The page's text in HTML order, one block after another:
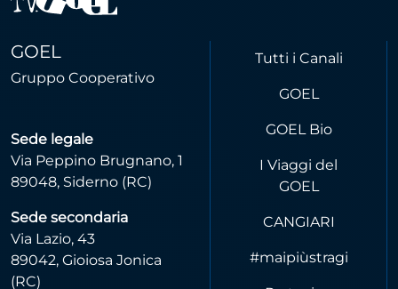
GOEL
Gruppo Cooperativo
Sede legale
Via Peppino Brugnano, 1
89048, Siderno (RC)
Sede secondaria
Via Lazio, 43
89042, Gioiosa Jonica
(RC)
Tutti i Canali
GOEL
GOEL Bio
I Viaggi del
GOEL
CANGIARI
#maipiùstragi